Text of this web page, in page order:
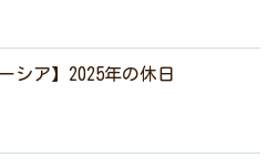
シア】2025年の休日